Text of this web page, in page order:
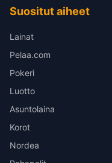
Suositut aiheet
Lainat
Pelaa.com
Pokeri
Luotto
Asuntolaina
Korot
Nordea